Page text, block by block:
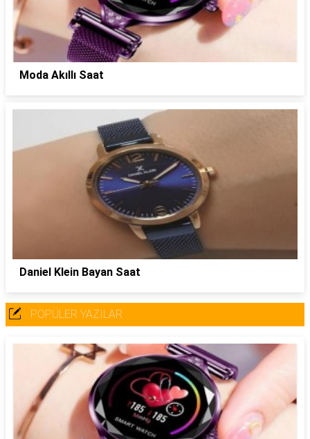
Moda Akıllı Saat
Daniel Klein Bayan Saat
POPÜLER YAZILAR